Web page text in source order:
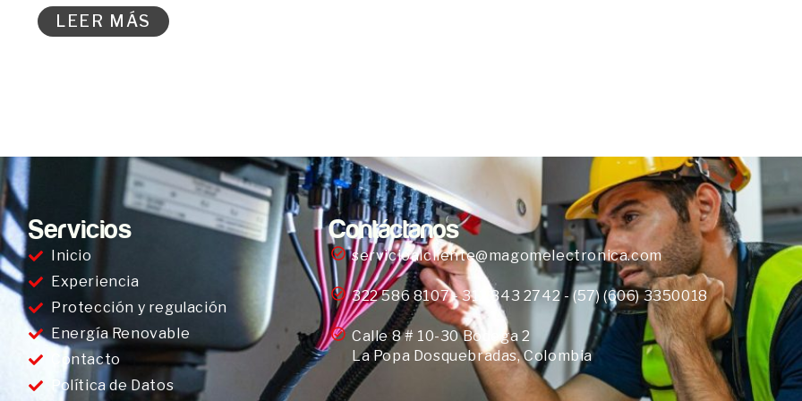
LEER MÁS
Servicios
Inicio
Experiencia
Protección y regulación
Energía Renovable
Contacto
Política de Datos
Contáctanos
servicioalcliente@magomelectronica.com
322 586 8107 - 312 843 2742 - (57) (606) 3350018
Calle 8 # 10-30 Bodega 2
La Popa Dosquebradas, Colombia